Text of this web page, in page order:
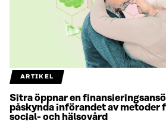
ARTIKEL
Sitra öppnar en
påskynda införandet av metoder
social- och hälsovård